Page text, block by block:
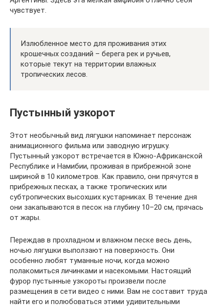
чувствует.
Излюбленное место для проживания этих
крошечных созданий – берега рек и ручьев,
которые текут на территории влажных
тропических лесов.
Пустынный узкорот
Этот необычный вид лягушки напоминает персонаж
анимационного фильма или заводную игрушку.
Пустынный узкорот встречается в Южно-Африканской
Республике и Намибии, проживая в прибрежной зоне
шириной в 10 километров. Как правило, они прячутся в
прибрежных песках, а также тропических или
субтропических высохших кустарниках. В течение дня
они закапываются в песок на глубину 10–20 см, прячась
от жары.
Переждав в прохладном и влажном песке весь день,
ночью лягушки выползают на поверхность. Они
особенно любят туманные ночи, когда можно
полакомиться личинками и насекомыми. Настоящий
фурор пустынные узкороты произвели после
размещения в сети видео с ними. Вам не составит труда
найти его и полюбоваться этими удивительными